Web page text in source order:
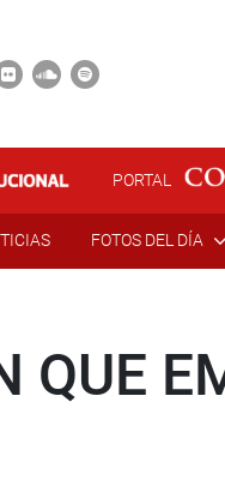
PORTAL
FOTOS DEL DÍA
QUE